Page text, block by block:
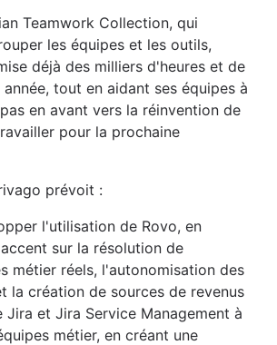
Teamwork Collection, qui
les équipes et les outils,
déjà des milliers d'heures et de
tout en aidant ses équipes à
en avant vers la réinvention de
pour la prochaine
prévoit :
l'utilisation de Rovo, en
sur la résolution de
métier réels, l'autonomisation des
la création de sources de revenus
Jira et Jira Service Management à
métier, en créant une